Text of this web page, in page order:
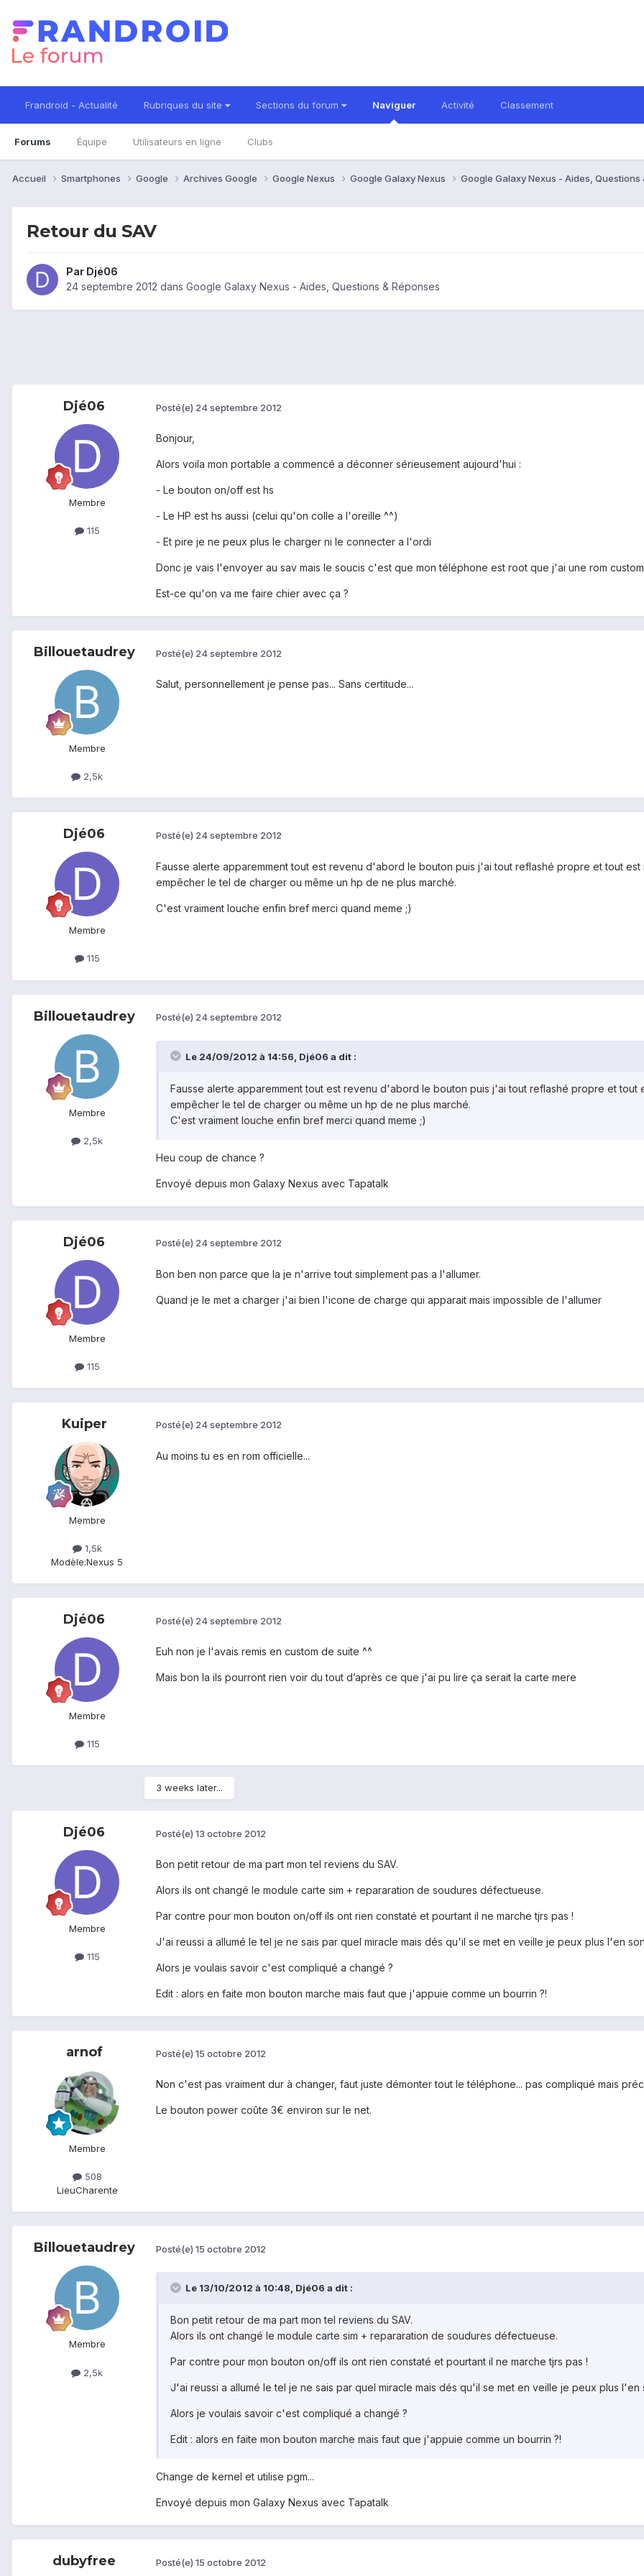
Frandroid - Actualité Rubriques du site Sections du forum Naviguer
Forums Équipe Utilisateurs en ligne Clubs
Activité Classement
Accueil Smartphones Google Archives Google Google Nexus Google Galaxy Nexus Google Galaxy Nexus - Aides, Questions
Retour du SAV
Par Djé06
24 septembre 2012 dans Google Galaxy Nexus - Aides, Questions & Réponses
Djé06
Membre
115
Posté(e) 24 septembre 2012
Bonjour,
Alors voila mon portable a commencé a déconner sérieusement aujourd'hui :
- Le bouton on/off est hs
- Le HP est hs aussi (celui qu'on colle a l'oreille ^^)
- Et pire je ne peux plus le charger ni le connecter a l'ordi
Donc je vais l'envoyer au sav mais le soucis c'est que mon téléphone est root que j'ai une rom
Est-ce qu'on va me faire chier avec ça ?
Billouetaudrey
Membre
2,5k
Posté(e) 24 septembre 2012
Salut, personnellement je pense pas... Sans certitude...
Djé06
Membre
115
Posté(e) 24 septembre 2012
Fausse alerte apparemment tout est revenu d'abord le bouton puis j'ai tout reflashé propre et tout
empêcher le tel de charger ou même un hp de ne plus marché.
C'est vraiment louche enfin bref merci quand meme ;)
Billouetaudrey
Membre
2,5k
Posté(e) 24 septembre 2012
Le 24/09/2012 à 14:56, Djé06 a dit :
Fausse alerte apparemment tout est revenu d'abord le bouton puis j'ai tout reflashé propre et
empêcher le tel de charger ou même un hp de ne plus marché.
C'est vraiment louche enfin bref merci quand meme ;)
Heu coup de chance ?
Envoyé depuis mon Galaxy Nexus avec Tapatalk
Djé06
Membre
115
Posté(e) 24 septembre 2012
Bon ben non parce que la je n'arrive tout simplement pas a l'allumer.
Quand je le met a charger j'ai bien l'icone de charge qui apparait mais impossible de l'allumer
Kuiper
Membre
1,5k
Modèle:Nexus 5
Posté(e) 24 septembre 2012
Au moins tu es en rom officielle...
Djé06
Membre
115
Posté(e) 24 septembre 2012
Euh non je l'avais remis en custom de suite ^^
Mais bon la ils pourront rien voir du tout d’après ce que j'ai pu lire ça serait la carte mere
3 weeks later...
Djé06
Membre
115
Posté(e) 13 octobre 2012
Bon petit retour de ma part mon tel reviens du SAV.
Alors ils ont changé le module carte sim + repararation de soudures défectueuse.
Par contre pour mon bouton on/off ils ont rien constaté et pourtant il ne marche tjrs pas !
J'ai reussi a allumé le tel je ne sais par quel miracle mais dés qu'il se met en veille je peux plus l'en
Alors je voulais savoir c'est compliqué a changé ?
Edit : alors en faite mon bouton marche mais faut que j'appuie comme un bourrin ?!
arnof
Membre
508
LieuCharente
Posté(e) 15 octobre 2012
Non c'est pas vraiment dur à changer, faut juste démonter tout le téléphone... pas compliqué mais
Le bouton power coûte 3€ environ sur le net.
Billouetaudrey
Membre
2,5k
Posté(e) 15 octobre 2012
Le 13/10/2012 à 10:48, Djé06 a dit :
Bon petit retour de ma part mon tel reviens du SAV.
Alors ils ont changé le module carte sim + repararation de soudures défectueuse.
Par contre pour mon bouton on/off ils ont rien constaté et pourtant il ne marche tjrs pas !
J'ai reussi a allumé le tel je ne sais par quel miracle mais dés qu'il se met en veille je peux plus l'en
Alors je voulais savoir c'est compliqué a changé ?
Edit : alors en faite mon bouton marche mais faut que j'appuie comme un bourrin ?!
Change de kernel et utilise pgm...
Envoyé depuis mon Galaxy Nexus avec Tapatalk
dubyfree Posté(e) 15 octobre 2012